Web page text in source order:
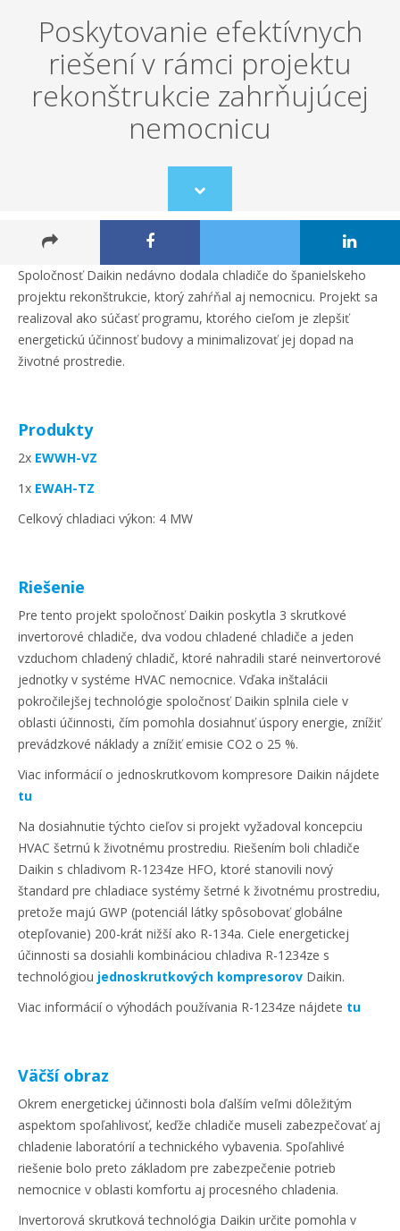
Poskytovanie efektívnych
riešení v rámci projektu
rekonštrukcie zahrňujúcej
nemocnicu
Scroll
to
Spoločnosť Daikin nedávno dodala chladiče do španielskeho
projektu rekonštrukcie, ktorý zahŕňal aj nemocnicu. Projekt sa
realizoval ako súčasť programu, ktorého cieľom je zlepšiť
energetickú účinnosť budovy a minimalizovať jej dopad na
životné prostredie.
Produkty
2x EWWH-VZ
1x EWAH-TZ
Celkový chladiaci výkon: 4 MW
Riešenie
Pre tento projekt spoločnosť Daikin poskytla 3 skrutkové
invertorové chladiče, dva vodou chladené chladiče a jeden
vzduchom chladený chladič, ktoré nahradili staré neinvertorové
jednotky v systéme HVAC nemocnice. Vďaka inštalácii
pokročilejšej technológie spoločnosť Daikin splnila ciele v
oblasti účinnosti, čím pomohla dosiahnuť úspory energie, znížiť
prevádzkové náklady a znížiť emisie CO2 o 25 %.
Viac informácií o jednoskrutkovom kompresore Daikin nájdete
tu
Na dosiahnutie týchto cieľov si projekt vyžadoval koncepciu
HVAC šetrnú k životnému prostrediu. Riešením boli chladiče
Daikin s chladivom R-1234ze HFO, ktoré stanovili nový
štandard pre chladiace systémy šetrné k životnému prostrediu,
pretože majú GWP (potenciál látky spôsobovať globálne
otepľovanie) 200-krát nižší ako R-134a. Ciele energetickej
účinnosti sa dosiahli kombináciou chladiva R-1234ze s
technológiou jednoskrutkových kompresorov Daikin.
Viac informácií o výhodách používania R-1234ze nájdete tu
Väčší obraz
Okrem energetickej účinnosti bola ďalším veľmi dôležitým
aspektom spoľahlivosť, keďže chladiče museli zabezpečovať aj
chladenie laboratórií a technického vybavenia. Spoľahlivé
riešenie bolo preto základom pre zabezpečenie potrieb
nemocnice v oblasti komfortu aj procesného chladenia.
Invertorová skrutková technológia Daikin určite pomohla v